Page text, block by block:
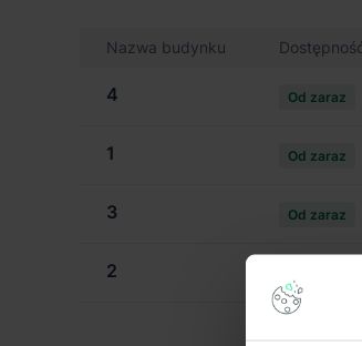
Nazwa budynku
4 Od zaraz
1 Od zaraz
3 Od zaraz
2